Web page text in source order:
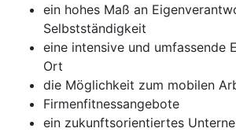
ein hohes Maß an
Selbstständigkeit
eine intensive und umfassende
Ort
die Möglichkeit zum mobilen
Firmenfitnessangebote
ein zukunftsorientiertes